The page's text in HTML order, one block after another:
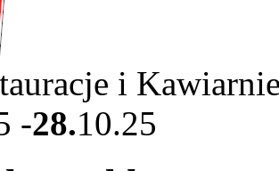
i
-28.10.25